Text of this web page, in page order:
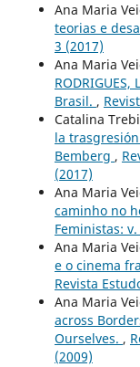
Ana Maria
teorias e
3 (2017)
Ana Maria
Brasil. ,
Catalina
la
Bemberg ,
(2017)
Ana Maria
caminho no
Feministas:
Ana Maria
e o cinema
Revista
Ana Maria
across
Ourselves. ,
(2009)